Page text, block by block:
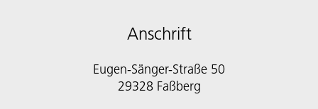
Anschrift
Eugen-Sänger-Straße 50
29328 Faßberg